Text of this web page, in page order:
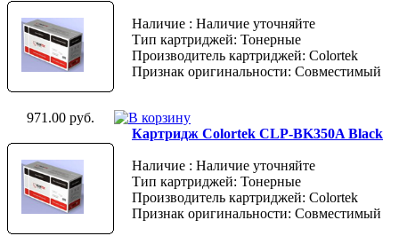
Наличие : Наличие уточняйте
Тип картриджей: Тонерные
Производитель картриджей: Colortek
Признак оригинальности: Совместимый
971.00 руб.
Картридж Colortek CLP-BK350A Black
Наличие : Наличие уточняйте
Тип картриджей: Тонерные
Производитель картриджей: Colortek
Признак оригинальности: Совместимый